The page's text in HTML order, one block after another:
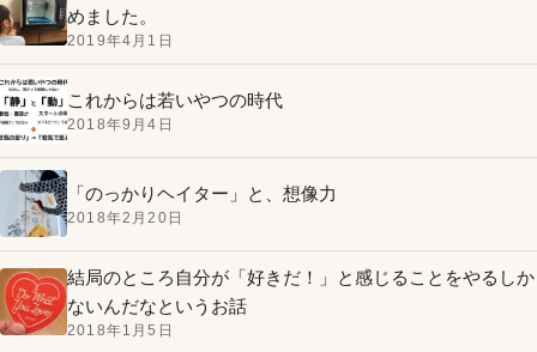
めました。
2019年4月1日
これからは若いやつの時代
2018年9月4日
「のっかりヘイター」と、想像力
2018年2月20日
結局のところ自分が「好きだ！」と感じることをやるしか
ないんだなというお話
2018年1月5日